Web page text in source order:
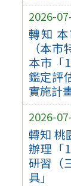
2026-
轉知
（本
本市「
鑑定評
實施計
2026-
轉知 桃
辦理「
研習（
具」